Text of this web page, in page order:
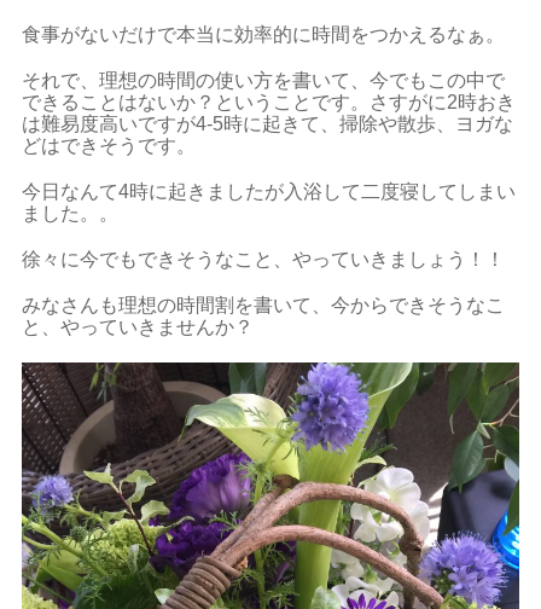
食事がないだけで本当に効率的に時間をつかえるなぁ。
それで、理想の時間の使い方を書いて、今でもこの中で
できることはないか？ということです。さすがに2時おき
は難易度高いですが4-5時に起きて、掃除や散歩、ヨガな
どはできそうです。
今日なんて4時に起きましたが入浴して二度寝してしまい
ました。。
徐々に今でもできそうなこと、やっていきましょう！！
みなさんも理想の時間割を書いて、今からできそうなこ
と、やっていきませんか？